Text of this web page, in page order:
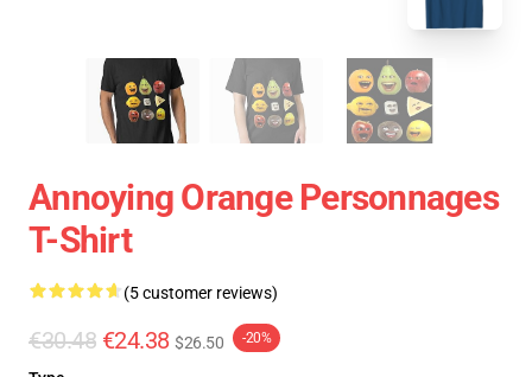
Annoying Orange Personnages
T-Shirt
(5 customer reviews)
€30.48 €24.38 $26.50 -20%